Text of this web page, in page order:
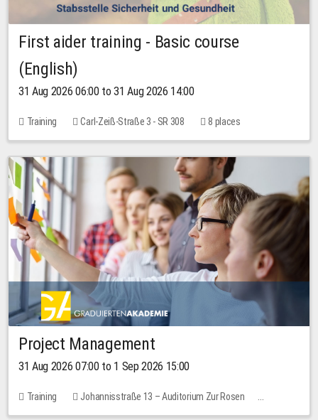
First aider training - Basic course
(English)
31 Aug 2026 06:00 to 31 Aug 2026 14:00
Training Carl-Zeiß-Straße 3 - SR 308 8 places
Project Management
31 Aug 2026 07:00 to 1 Sep 2026 15:00
Training
Johannisstraße 13 – Auditorium Zur Rosen
No free places
30.00 EUR